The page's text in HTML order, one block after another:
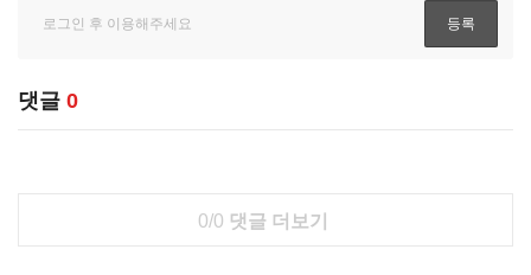
댓글 0
0/0 댓글 더보기